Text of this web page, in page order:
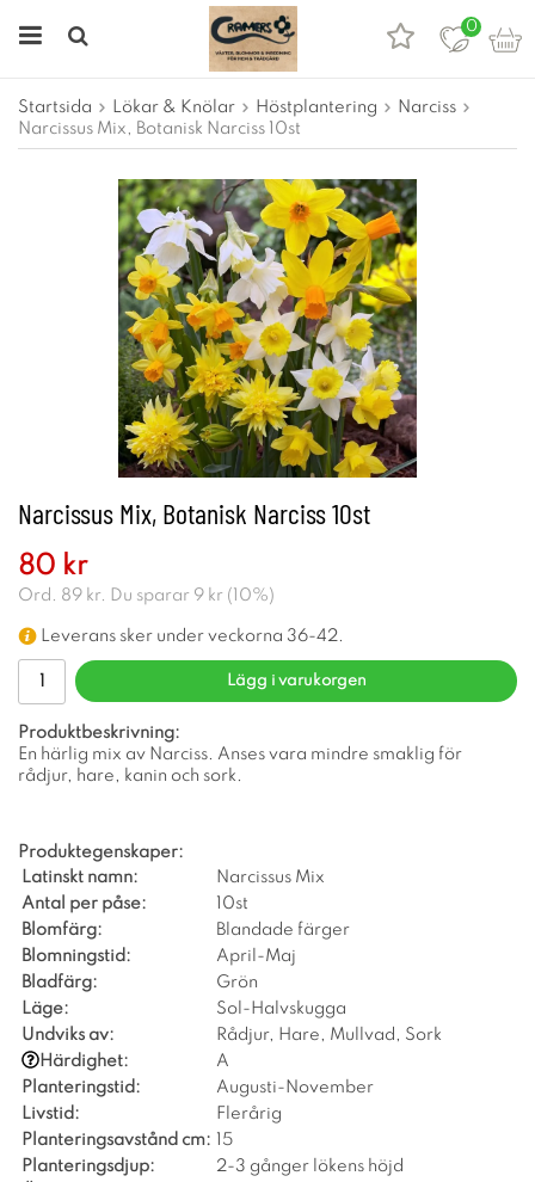
0
Startsida Lökar & Knölar Höstplantering
Narciss
Narcissus Mix, Botanisk Narciss 10st
Narcissus Mix, Botanisk Narciss 10st
80 kr
Ord. 89 kr. Du sparar 9 kr ( 10%)
Leverans sker under veckorna 36-42.
Lägg i varukorgen
Produktbeskrivning:
En härlig mix av Narciss. Anses vara mindre smaklig för
rådjur, hare, kanin och sork.
Produktegenskaper:
Latinskt namn:
Narcissus Mix
Antal per påse:
10st
Blomfärg:
Blandade färger
Blomningstid:
April-Maj
Bladfärg:
Grön
Läge:
Sol-Halvskugga
Undviks av:
Rådjur, Hare, Mullvad, Sork
Härdighet:
A
Planteringstid:
Augusti-November
Livstid:
Flerårig
Planteringsavstånd cm: 15
Planteringsdjup:
2-3 gånger lökens höjd